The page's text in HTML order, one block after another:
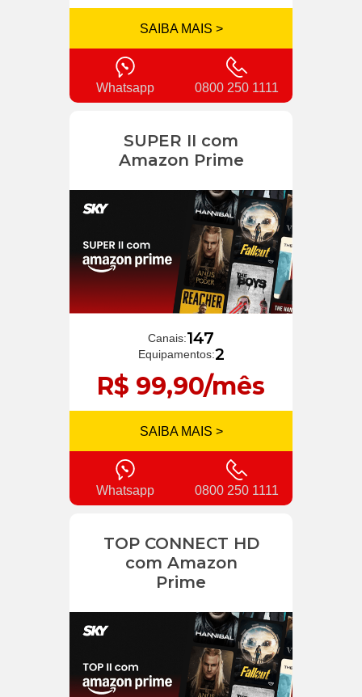
SAIBA MAIS >
Whatsapp 0800 250 1111
SUPER II com
Amazon Prime
Canais:147
Equipamentos:2
R$ 99,90/mês
SAIBA MAIS >
Whatsapp 0800 250 1111
TOP CONNECT HD
com Amazon
Prime